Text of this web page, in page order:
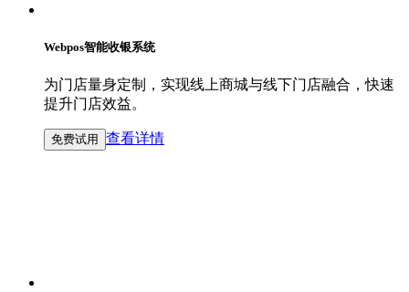
Webpos智能收银系统
为门店量身定制，实现线上商城与线下门店融合，快速
提升门店效益。
免费试用 查看详情